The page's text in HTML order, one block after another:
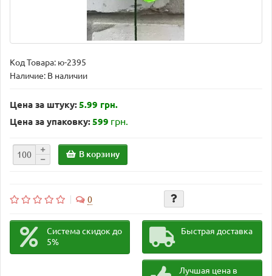
Код Товара: ю-2395
Наличие: В наличии
Цена за штуку:5.99 грн.
Цена за упаковку:599 грн.
В корзину
0
Система скидок до
5%
Быстрая доставка
Лучшая цена в